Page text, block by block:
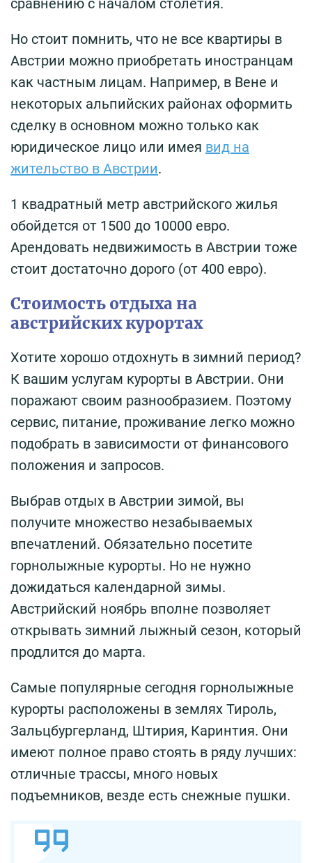
сравнению с началом столетия.
Но стоит помнить, что не все квартиры в
Австрии можно приобретать иностранцам
как частным лицам. Например, в Вене и
некоторых альпийских районах оформить
сделку в основном можно только как
юридическое лицо или имея вид на
жительство в Австрии.
1 квадратный метр австрийского жилья
обойдется от 1500 до 10000 евро.
Арендовать недвижимость в Австрии тоже
стоит достаточно дорого (от 400 евро).
Стоимость отдыха на
австрийских курортах
Хотите хорошо отдохнуть в зимний период?
К вашим услугам курорты в Австрии. Они
поражают своим разнообразием. Поэтому
сервис, питание, проживание легко можно
подобрать в зависимости от финансового
положения и запросов.
Выбрав отдых в Австрии зимой, вы
получите множество незабываемых
впечатлений. Обязательно посетите
горнолыжные курорты. Но не нужно
дожидаться календарной зимы.
Австрийский ноябрь вполне позволяет
открывать зимний лыжный сезон, который
продлится до марта.
Самые популярные сегодня горнолыжные
курорты расположены в землях Тироль,
Зальцбургерланд, Штирия, Каринтия. Они
имеют полное право стоять в ряду лучших:
отличные трассы, много новых
подъемников, везде есть снежные пушки.